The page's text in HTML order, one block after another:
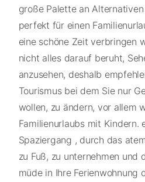
große Palette an
perfekt für einen
eine schöne Zeit verbringen
nicht alles darauf beruht,
anzusehen, deshalb
Tourismus bei dem Sie nur
wollen, zu ändern, vor allem
Familienurlaubs mit Kindern.
Spaziergang , durch das
zu Fuß, zu unternehmen und
müde in Ihre Ferienwohnung